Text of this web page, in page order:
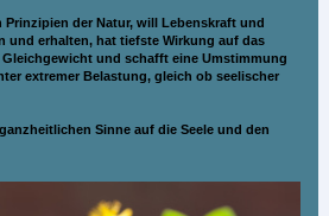
der Natur, will Lebenskraft und
und erhalten, hat tiefste Wirkung auf das
und schafft eine Umstimmung
extremer Belastung, gleich ob seelischer
Sinne auf die Seele und den